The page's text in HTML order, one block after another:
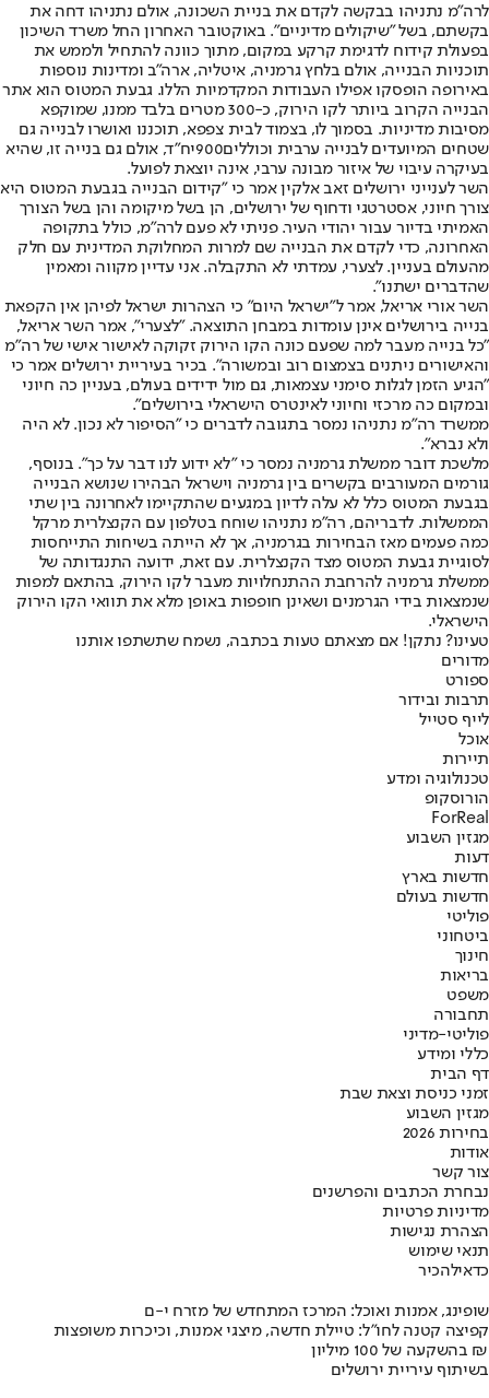
לרה"מ נתניהו בבקשה לקדם את בניית השכונה, אולם נתניהו דחה את
בקשתם, בשל "שיקולים מדיניים". באוקטובר האחרון החל משרד השיכון
בפעולת קידוח לדגימת קרקע במקום, מתוך כוונה להתחיל ולממש את
תוכניות הבנייה, אולם בלחץ גרמניה, איטליה, ארה"ב ומדינות נוספות
באירופה הופסקו אפילו העבודות המקדמיות הללו. גבעת המטוס הוא אתר
הבנייה הקרוב ביותר לקו הירוק, כ-300 מטרים בלבד ממנו, שמוקפא
מסיבות מדיניות. בסמוך לו, בצמוד לבית צפפא, תוכננו ואושרו לבנייה גם
שטחים המיועדים לבנייה ערבית וכוללים900יח"ד, אולם גם בנייה זו, שהיא
בעיקרה עיבוי של איזור מבונה ערבי, אינה יוצאת לפועל.
השר לענייני ירושלים זאב אלקין אמר כי "קידום הבנייה בגבעת המטוס היא
צורך חיוני, אסטרטגי ודחוף של ירושלים, הן בשל מיקומה והן בשל הצורך
האמיתי בדיור עבור יהודי העיר. פניתי לא פעם לרה"מ, כולל בתקופה
האחרונה, כדי לקדם את הבנייה שם למרות המחלוקת המדינית עם חלק
מהעולם בעניין. לצערי, עמדתי לא התקבלה. אני עדיין מקווה ומאמין
שהדברים ישתנו".
השר אורי אריאל, אמר ל"ישראל היום" כי הצהרות ישראל לפיהן אין הקפאת
בנייה בירושלים אינן עומדות במבחן התוצאה. "לצערי", אמר השר אריאל,
"כל בנייה מעבר למה שפעם כונה הקו הירוק זקוקה לאישור אישי של רה"מ
והאישורים ניתנים בצמצום רוב ובמשורה". בכיר בעיריית ירושלים אמר כי
"הגיע הזמן לגלות סימני עצמאות, גם מול ידידים בעולם, בעניין כה חיוני
ובמקום כה מרכזי וחיוני לאינטרס הישראלי בירושלים".
ממשרד רה"מ נתניהו נמסר בתגובה לדברים כי "הסיפור לא נכון. לא היה
ולא נברא".
מלשכת דובר ממשלת גרמניה נמסר כי "לא ידוע לנו דבר על כך". בנוסף,
גורמים המעורבים בקשרים בין גרמניה וישראל הבהירו שנושא הבנייה
בגבעת המטוס כלל לא עלה לדיון במגעים שהתקיימו לאחרונה בין שתי
הממשלות. לדבריהם, רה"מ נתניהו שוחח בטלפון עם הקנצלרית מרקל
כמה פעמים מאז הבחירות בגרמניה, אך לא הייתה בשיחות התייחסות
לסוגיית גבעת המטוס מצד הקנצלרית. עם זאת, ידועה התנגדותה של
ממשלת גרמניה להרחבת ההתנחלויות מעבר לקו הירוק, בהתאם למפות
שנמצאות בידי הגרמנים ושאינן חופפות באופן מלא את תוואי הקו הירוק
הישראלי.
טעינו? נתקן! אם מצאתם טעות בכתבה, נשמח שתשתפו אותנו
מדורים
ספורט
תרבות ובידור
לייף סטייל
אוכל
תיירות
טכנולוגיה ומדע
הורוסקופ
ForReal
מגזין השבוע
דעות
חדשות בארץ
חדשות בעולם
פוליטי
ביטחוני
חינוך
בריאות
משפט
תחבורה
פוליטי-מדיני
כללי ומידע
דף הבית
זמני כניסת וצאת שבת
מגזין השבוע
בחירות 2026
אודות
צור קשר
נבחרת הכתבים והפרשנים
מדיניות פרטיות
הצהרת נגישות
תנאי שימוש
כדאילהכיר
שופינג, אמנות ואוכל: המרכז המתחדש של מזרח י-ם
קפיצה קטנה לחו"ל: טיילת חדשה, מיצגי אמנות, וכיכרות משופצות
בהשקעה של 100 מיליון ₪
בשיתוף עיריית ירושלים